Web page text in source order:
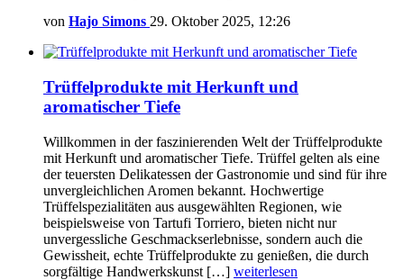
von Hajo Simons 29. Oktober 2025, 12:26
Trüffelprodukte mit Herkunft und
aromatischer Tiefe
Willkommen in der faszinierenden Welt der Trüffelprodukte
mit Herkunft und aromatischer Tiefe. Trüffel gelten als eine
der teuersten Delikatessen der Gastronomie und sind für ihre
unvergleichlichen Aromen bekannt. Hochwertige
Trüffelspezialitäten aus ausgewählten Regionen, wie
beispielsweise von Tartufi Torriero, bieten nicht nur
unvergessliche Geschmackserlebnisse, sondern auch die
Gewissheit, echte Trüffelprodukte zu genießen, die durch
sorgfältige Handwerkskunst […] weiterlesen